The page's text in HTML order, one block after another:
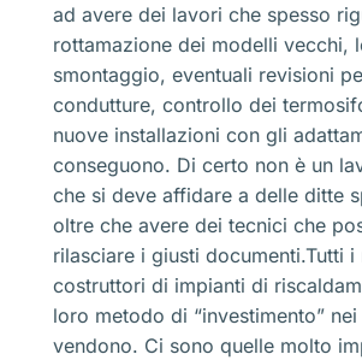
ad avere dei lavori che spesso
rottamazione dei modelli vecchi,
smontaggio, eventuali revisioni
condutture, controllo dei
nuove installazioni con gli
conseguono. Di certo non è un
che si deve affidare a delle ditte
oltre che avere dei tecnici che
rilasciare i giusti documenti.Tutti i
costruttori di impianti di
loro metodo di “investimento”
vendono. Ci sono quelle molto